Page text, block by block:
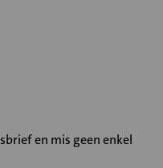
en mis geen enkel